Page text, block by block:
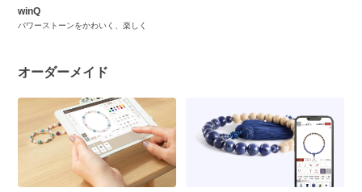
winQ
パワーストーンをかわいく、楽しく
オーダーメイド